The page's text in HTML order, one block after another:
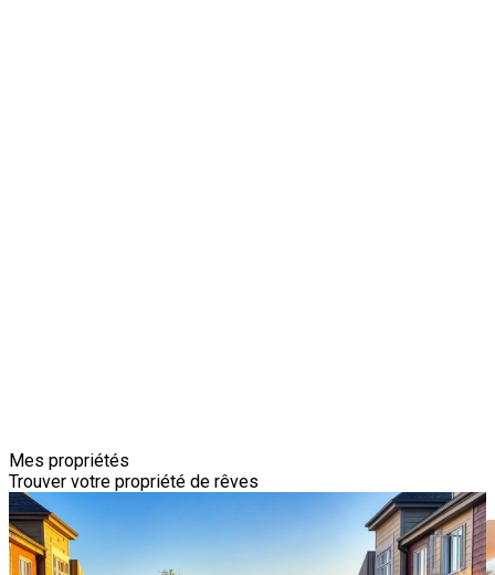
Mes propriétés
Trouver votre propriété de rêves